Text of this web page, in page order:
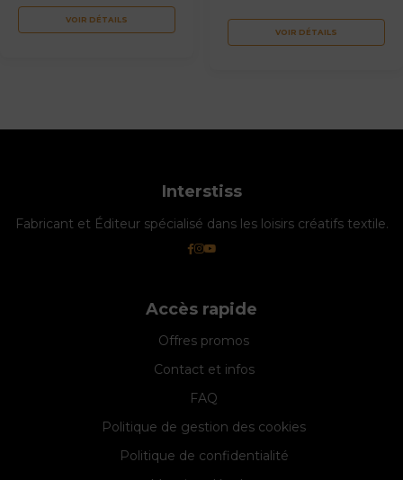
VOIR DÉTAILS
VOIR DÉTAILS
Interstiss
Fabricant et Éditeur spécialisé dans les loisirs créatifs textile.
Accès rapide
Offres promos
Contact et infos
FAQ
Politique de gestion des cookies
Politique de confidentialité